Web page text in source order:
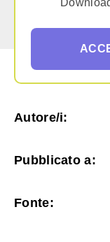
Autore/i:
Pubblicato a:
Fonte: